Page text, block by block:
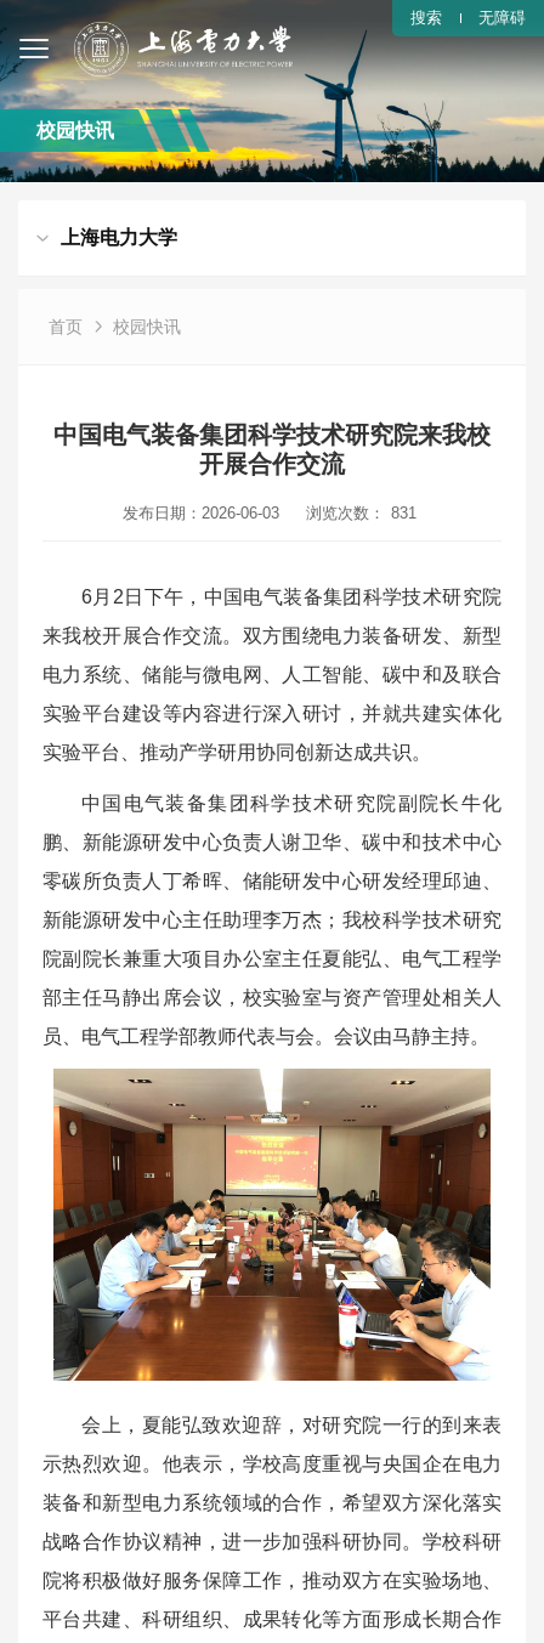
无障碍
搜索
校园快讯
上海电力大学
首页 校园快讯
中国电气装备集团科学技术研究院来我校
开展合作交流
发布日期：2026-06-03 浏览次数： 831
6月2日下午，中国电气装备集团科学技术研究院
来我校开展合作交流。双方围绕电力装备研发、新型
电力系统、储能与微电网、人工智能、碳中和及联合
实验平台建设等内容进行深入研讨，并就共建实体化
实验平台、推动产学研用协同创新达成共识。
中国电气装备集团科学技术研究院副院长牛化
鹏、新能源研发中心负责人谢卫华、碳中和技术中心
零碳所负责人丁希晖、储能研发中心研发经理邱迪、
新能源研发中心主任助理李万杰；我校科学技术研究
院副院长兼重大项目办公室主任夏能弘、电气工程学
部主任马静出席会议，校实验室与资产管理处相关人
员、电气工程学部教师代表与会。会议由马静主持。
会上，夏能弘致欢迎辞，对研究院一行的到来表
示热烈欢迎。他表示，学校高度重视与央国企在电力
装备和新型电力系统领域的合作，希望双方深化落实
战略合作协议精神，进一步加强科研协同。学校科研
院将积极做好服务保障工作，推动双方在实验场地、
平台共建、科研组织、成果转化等方面形成长期合作